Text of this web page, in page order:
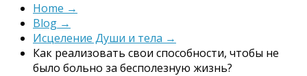
Home →
Blog →
Исцеление Души и тела →
Как реализовать свои способности, чтобы не
было больно за бесполезную жизнь?